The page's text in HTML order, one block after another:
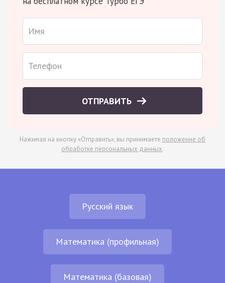
ОТПРАВИТЬ
Нажимая на кнопку «Отправить», вы принимаете положение об
обработке персональных данных.
Русский язык
Математика (профильная)
Математика (базовая)